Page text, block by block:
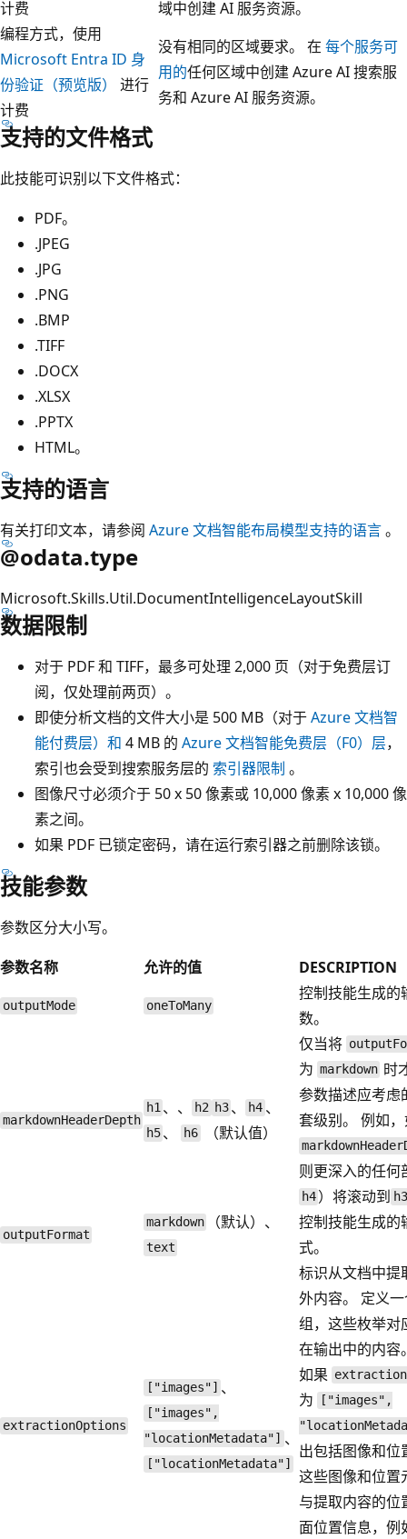
计费
域中创建 AI 服务资源。
编程方式，使用
Microsoft Entra ID 身
份验证（预览版）
进行
计费
没有相同的区域要求。 在 每个服务可
用的任何区域中创建 Azure AI 搜索服
务和 Azure AI 服务资源。
支持的文件格式
此技能可识别以下文件格式：
PDF。
.JPEG
.JPG
.PNG
.BMP
.TIFF
.DOCX
.XLSX
.PPTX
HTML。
支持的语言
有关打印文本，请参阅 Azure 文档智能布局模型支持的语言。
@odata.type
Microsoft.Skills.Util.DocumentIntelligenceLayoutSkill
数据限制
对于 PDF 和 TIFF，最多可处理 2,000 页（对于免费层订
阅，仅处理前两页）。
即使分析文档的文件大小是 500 MB（对于Azure 文档智
能付费层）和 4 MB 的 Azure 文档智能免费层（F0）层，
索引也会受到搜索服务层的 索引器限制 。
图像尺寸必须介于 50 x 50 像素或 10,000 像素 x 10,000 像
素之间。
如果 PDF 已锁定密码，请在运行索引器之前删除该锁。
技能参数
参数区分大小写。
参数名称
允许的值 DESCRIPTION
outputMode oneToMany
控制技能生成的
数。
markdownHeaderDepth
h1 、、 h2 h3 、 h4、
h5 、 h6（默认值）
仅当将
为 markdown 时
参数描述应考虑
套级别。 例如
则更深入的任何
h4 ）将滚动到
outputFormat
markdown （默认）、
text
控制技能生成的
式。
extractionOptions
["images"] 、
["images",
"locationMetadata"] 、
["locationMetadata"]
标识从文档中提
外内容。 定义
组，这些枚举对
在输出中的内容
如果
为
["images",
出包括图像和位
这些图像和位置
与提取内容的位
面位置信息，例